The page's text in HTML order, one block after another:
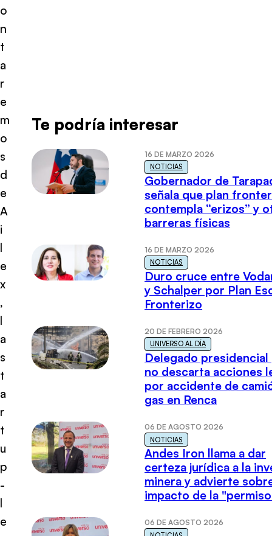
o
n
t
a
r
e
m
o
s
d
e
A
i
l
e
x
,
l
a
s
t
a
r
t
u
p
-
l
e
Te podría interesar
16 DE MARZO 2026
NOTICIAS
Gobernador de
señala que plan
contempla “erizos” y
barreras físicas
16 DE MARZO 2026
NOTICIAS
Duro cruce entre
y Schalper por Plan
Fronterizo
20 DE FEBRERO 2026
UNIVERSO AL DÍA
Delegado presidencial
no descarta acciones
por accidente de
gas en Renca
06 DE AGOSTO 2026
NOTICIAS
Andes Iron llama a dar
certeza jurídica a la
minera y advierte
impacto de la
06 DE AGOSTO 2026